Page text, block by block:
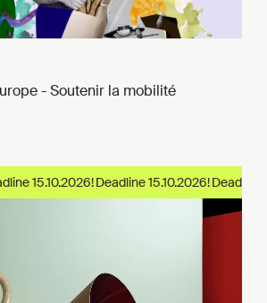
- Soutenir la mobilité